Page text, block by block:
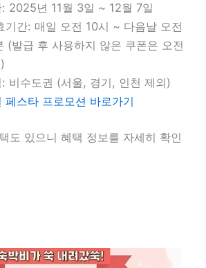
2025년 11월 3일 ~ 12월 7일
기간: 매일 오전 10시 ~ 다음날 오전
(발급 후 사용하지 않은 쿠폰은 오전
비수도권 (서울, 경기, 인천 제외)
페스타 프로모션 바로가기
도 있으니 혜택 정보를 자세히 확인